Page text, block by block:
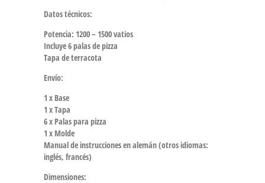
Datos técnicos:
Potencia: 1200 – 1500 vatios
Incluye 6 palas de pizza
Tapa de terracota
Envío:
1 x Base
1 x Tapa
6 x Palas para pizza
1 x Molde
Manual de instrucciones en alemán (otros idiomas:
inglés, francés)
Dimensiones: